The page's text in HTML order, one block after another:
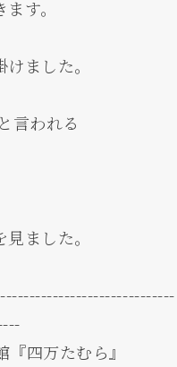
す。
ました。
言われる
ました。
四万たむら』